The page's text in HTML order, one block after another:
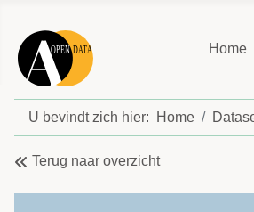
Home
U bevindt zich hier: Home
Terug naar overzicht